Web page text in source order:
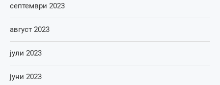
септември 2023
август 2023
јули 2023
јуни 2023